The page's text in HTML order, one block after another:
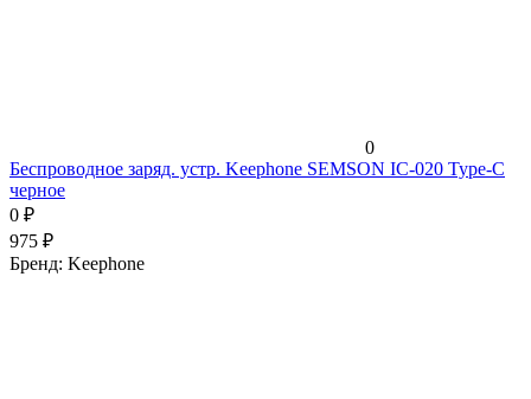
0
Беспроводное заряд. устр. Keephone SEMSON IC-020 Type-C
черное
0 ₽
975 ₽
Бренд: Keephone